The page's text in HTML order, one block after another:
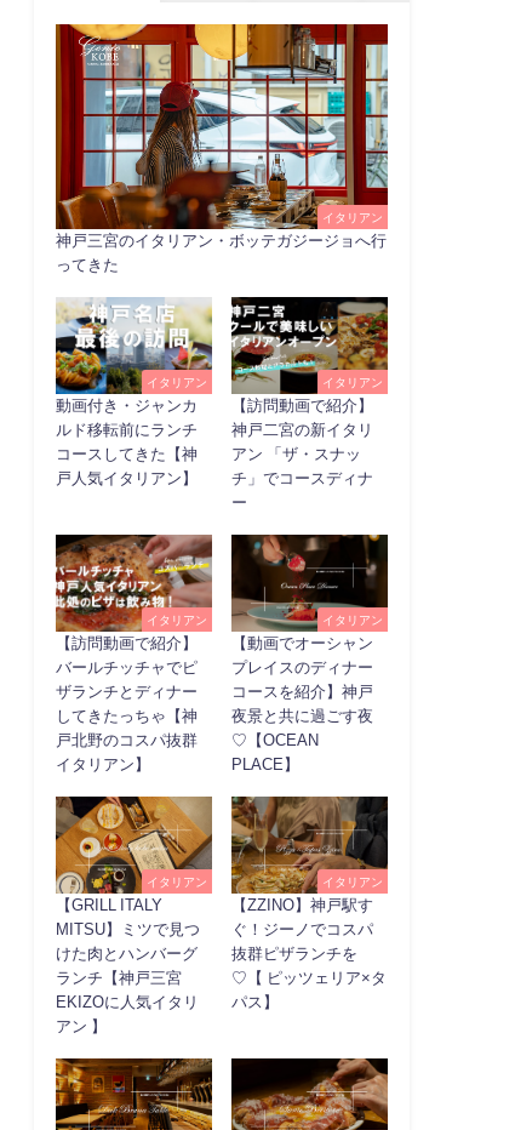
イタリアン
神戸三宮のイタリアン・ボッテガジージョへ行
ってきた
イタリアン
動画付き・ジャンカ
ルド移転前にランチ
コースしてきた【神
戸人気イタリアン】
イタリアン
【訪問動画で紹介】
神戸二宮の新イタリ
アン 「ザ・スナッ
チ」でコースディナ
ー
イタリアン
【訪問動画で紹介】
バールチッチャでピ
ザランチとディナー
してきたっちゃ【神
戸北野のコスパ抜群
イタリアン】
イタリアン
【動画でオーシャン
プレイスのディナー
コースを紹介】神戸
夜景と共に過ごす夜
♡【OCEAN
PLACE】
イタリアン
【GRILL ITALY
MITSU】ミツで見つ
けた肉とハンバーグ
ランチ【神戸三宮
EKIZOに人気イタリ
アン 】
イタリアン
【ZZINO】神戸駅す
ぐ！ジーノでコスパ
抜群ピザランチを
♡【 ピッツェリア×タ
パス】